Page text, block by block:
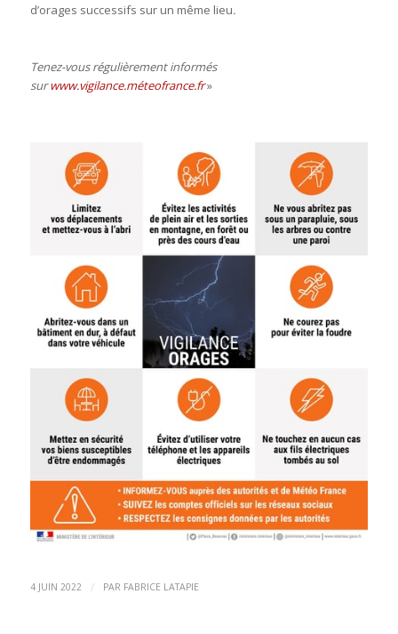
d’orages successifs sur un même lieu.
Tenez-vous régulièrement informés
surwww.vigilance.méteofrance.fr»
4 JUIN 2022 / PAR FABRICE LATAPIE